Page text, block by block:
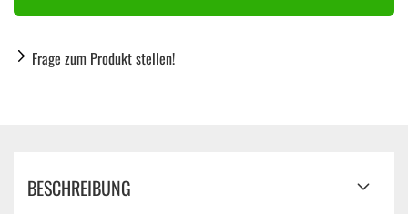
Frage zum Produkt stellen!
BESCHREIBUNG